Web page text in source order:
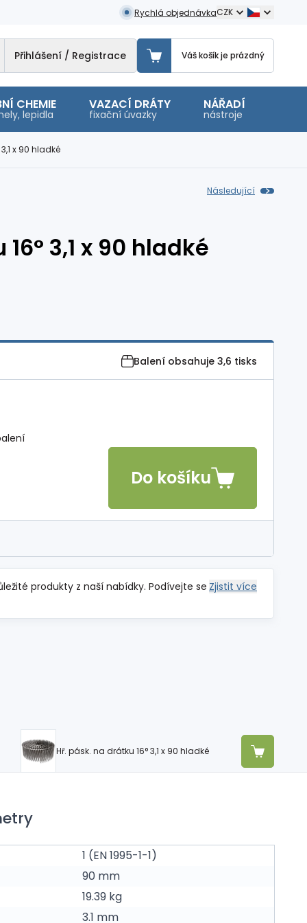
Rychlá objednávkaCZK
Přihlášení / Registrace Váš košík je prázdný
CHEMIE
lepidla
VAZACÍ DRÁTY
fixační úvazky
NÁŘADÍ
nástroje
x 90 hladké
Následující
3,1 x 90 hladké
Balení obsahuje 3,6 tisks
Do košíku
produkty z naší nabídky. Podívejte se Zjistit více
Hř. pásk. na drátku 16° 3,1 x 90 hladké
1 (EN 1995-1-1)
90 mm
19.39 kg
3.1 mm